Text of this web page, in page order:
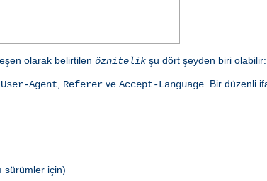
olarak belirtilen öznitelik şu dört şeyden biri olabilir:
User-Agent Referer ve Accept-Language . Bir düzenli
sürümler için)